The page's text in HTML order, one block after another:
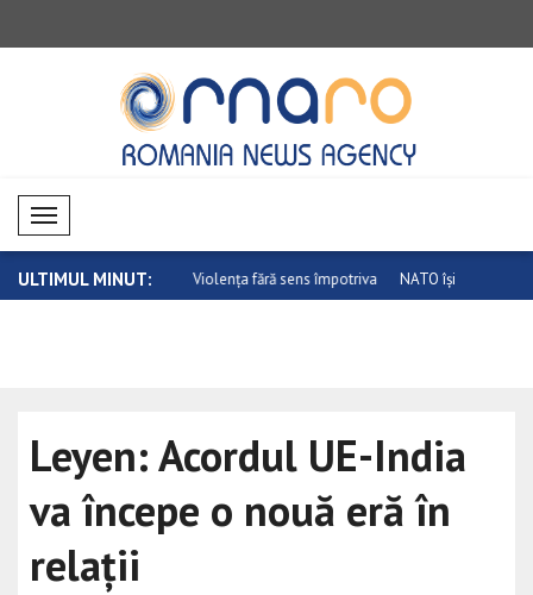
Mobil Menü
ULTIMUL MINUT:
fără sens împotriva NATO își consolidează capacitatea de
Leyen: Acordul UE-India
va începe o nouă eră în
relații